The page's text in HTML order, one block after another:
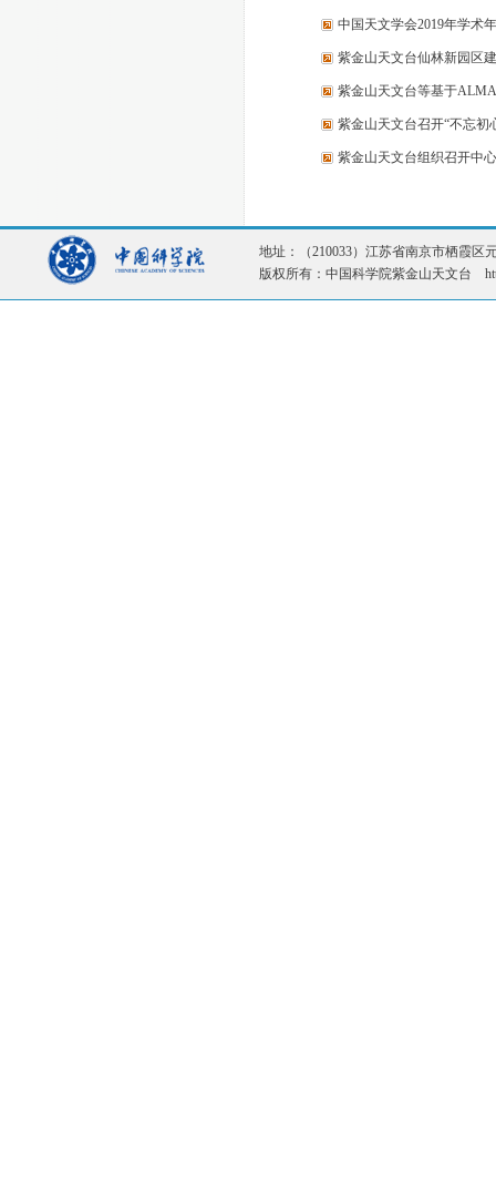
中国天文学会2019年学术
紫金山天文台仙林新园区
紫金山天文台等基于
紫金山天文台召开“不忘
紫金山天文台组织召开中
地址：（210033）江苏省南京市栖霞
版权所有：中国科学院紫金山天文台